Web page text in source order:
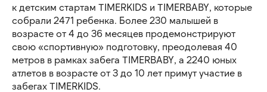
к детским стартам TIMERKIDS и TIMERBABY, которые
собрали 2471 ребенка. Более 230 малышей в
возрасте от 4 до 36 месяцев продемонстрируют
свою «спортивную» подготовку, преодолевая 40
метров в рамках забега TIMERBABY, а 2240 юных
атлетов в возрасте от 3 до 10 лет примут участие в
забегах TIMERKIDS.